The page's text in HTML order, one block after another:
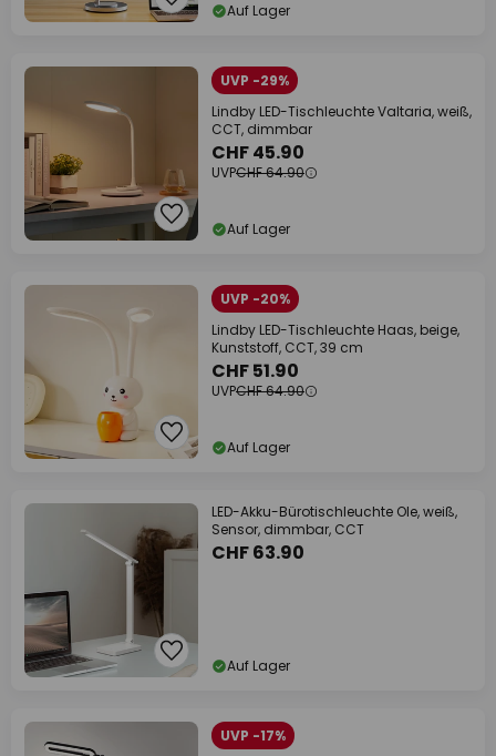
Auf Lager
UVP -29%
Lindby LED-Tischleuchte Valtaria, weiß,
CCT, dimmbar
CHF 45.90
UVPCHF 64.90
Auf Lager
UVP -20%
Lindby LED-Tischleuchte Haas, beige,
Kunststoff, CCT, 39 cm
CHF 51.90
UVPCHF 64.90
Auf Lager
LED-Akku-Bürotischleuchte Ole, weiß,
Sensor, dimmbar, CCT
CHF 63.90
Auf Lager
UVP -17%